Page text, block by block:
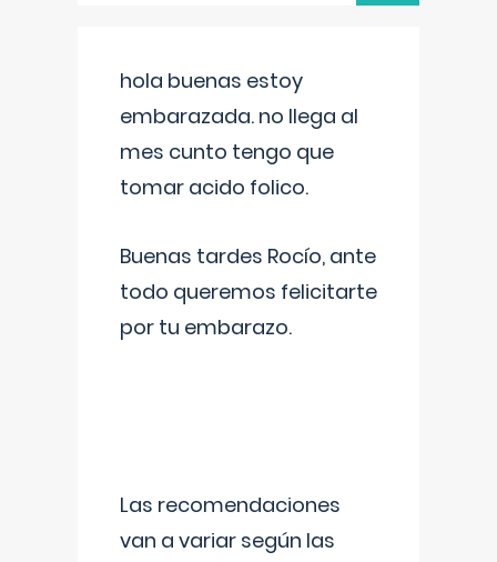
hola buenas estoy
embarazada. no llega al
mes cunto tengo que
tomar acido folico.
Buenas tardes Rocío, ante
todo queremos felicitarte
por tu embarazo.
Las recomendaciones
van a variar según las